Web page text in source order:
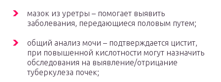
мазок из уретры – помогает выявить
заболевания, передающиеся половым путем;
общий анализ мочи – подтверждается цистит,
при повышенной кислотности могут назначить
обследования на выявление/отрицание
туберкулеза почек;